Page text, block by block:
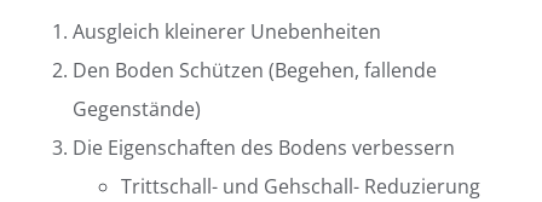
Ausgleich kleinerer Unebenheiten
Den Boden Schützen (Begehen, fallende
Gegenstände)
Die Eigenschaften des Bodens verbessern
Trittschall- und Gehschall- Reduzierung